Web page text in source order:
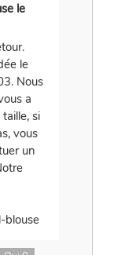
le
le
Nous
a
si
vous
un
blouse